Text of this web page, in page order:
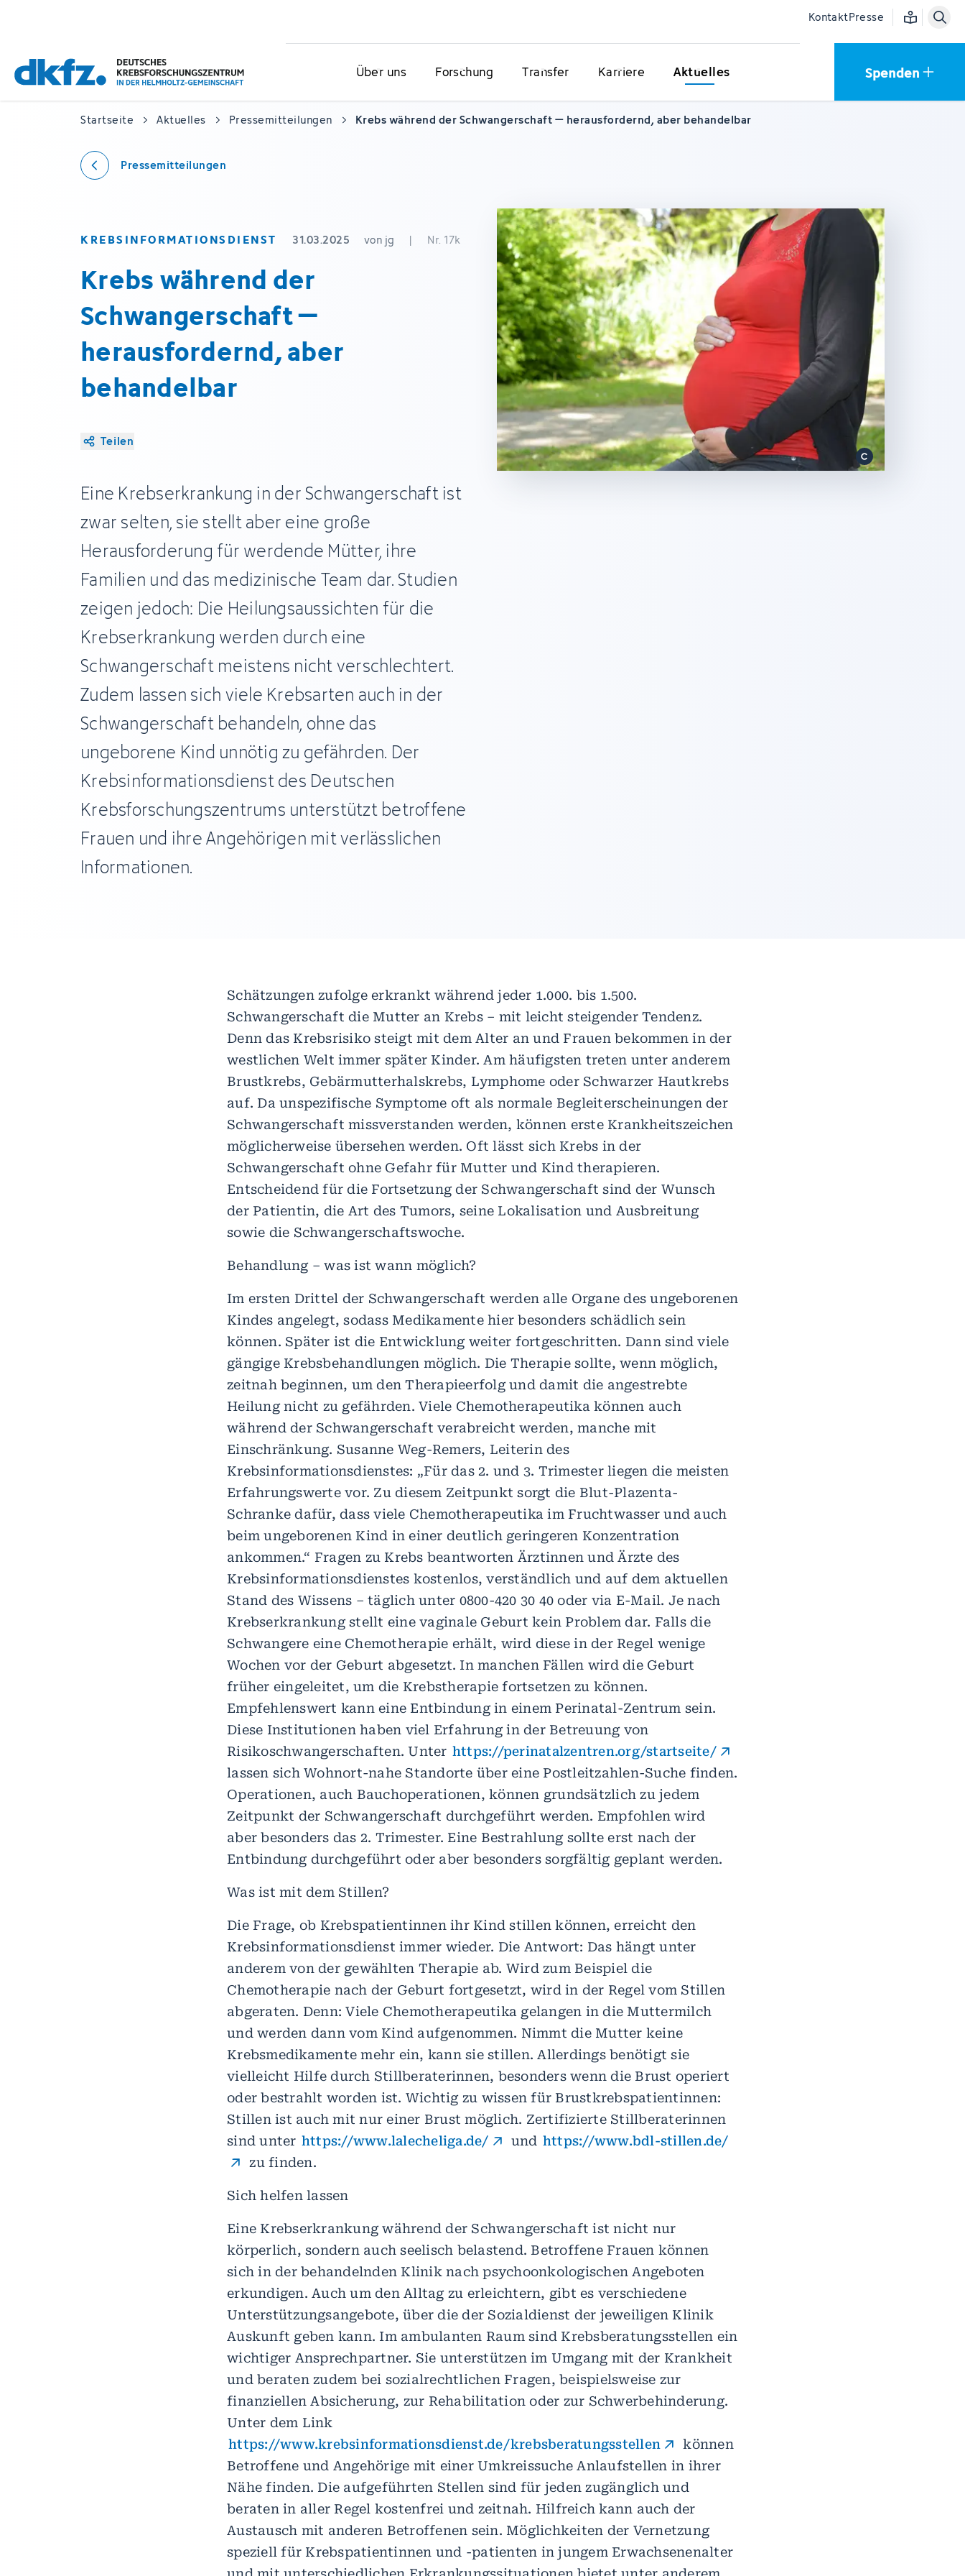
KontaktPresse Einfache
Über uns Forschung Transfer Karriere Aktuelles Spenden
Startseite Aktuelles Pressemitteilungen Krebs während der Schwangerschaft – herausfordernd, aber behandelbar
Pressemitteilungen
KREBSINFORMATIONSDIENST 31.03.2025 von jg | Nr. 17k
Krebs während der
Schwangerschaft –
herausfordernd, aber
behandelbar
Teilen
Eine Krebserkrankung in der Schwangerschaft ist
zwar selten, sie stellt aber eine große
Herausforderung für werdende Mütter, ihre
Familien und das medizinische Team dar. Studien
zeigen jedoch: Die Heilungsaussichten für die
Krebserkrankung werden durch eine
Schwangerschaft meistens nicht verschlechtert.
Zudem lassen sich viele Krebsarten auch in der
Schwangerschaft behandeln, ohne das
ungeborene Kind unnötig zu gefährden. Der
Krebsinformationsdienst des Deutschen
Krebsforschungszentrums unterstützt betroffene
Frauen und ihre Angehörigen mit verlässlichen
Informationen.
Schätzungen zufolge erkrankt während jeder 1.000. bis 1.500.
Schwangerschaft die Mutter an Krebs – mit leicht steigender Tendenz.
Denn das Krebsrisiko steigt mit dem Alter an und Frauen bekommen in der
westlichen Welt immer später Kinder. Am häufigsten treten unter anderem
Brustkrebs, Gebärmutterhalskrebs, Lymphome oder Schwarzer Hautkrebs
auf. Da unspezifische Symptome oft als normale Begleiterscheinungen der
Schwangerschaft missverstanden werden, können erste Krankheitszeichen
möglicherweise übersehen werden. Oft lässt sich Krebs in der
Schwangerschaft ohne Gefahr für Mutter und Kind therapieren.
Entscheidend für die Fortsetzung der Schwangerschaft sind der Wunsch
der Patientin, die Art des Tumors, seine Lokalisation und Ausbreitung
sowie die Schwangerschaftswoche.
Behandlung – was ist wann möglich?
Im ersten Drittel der Schwangerschaft werden alle Organe des ungeborenen
Kindes angelegt, sodass Medikamente hier besonders schädlich sein
können. Später ist die Entwicklung weiter fortgeschritten. Dann sind viele
gängige Krebsbehandlungen möglich. Die Therapie sollte, wenn möglich,
zeitnah beginnen, um den Therapieerfolg und damit die angestrebte
Heilung nicht zu gefährden. Viele Chemotherapeutika können auch
während der Schwangerschaft verabreicht werden, manche mit
Einschränkung. Susanne Weg-Remers, Leiterin des
Krebsinformationsdienstes: „Für das 2. und 3. Trimester liegen die meisten
Erfahrungswerte vor. Zu diesem Zeitpunkt sorgt die Blut-Plazenta-
Schranke dafür, dass viele Chemotherapeutika im Fruchtwasser und auch
beim ungeborenen Kind in einer deutlich geringeren Konzentration
ankommen.“ Fragen zu Krebs beantworten Ärztinnen und Ärzte des
Krebsinformationsdienstes kostenlos, verständlich und auf dem aktuellen
Stand des Wissens – täglich unter 0800-420 30 40 oder via E-Mail. Je nach
Krebserkrankung stellt eine vaginale Geburt kein Problem dar. Falls die
Schwangere eine Chemotherapie erhält, wird diese in der Regel wenige
Wochen vor der Geburt abgesetzt. In manchen Fällen wird die Geburt
früher eingeleitet, um die Krebstherapie fortsetzen zu können.
Empfehlenswert kann eine Entbindung in einem Perinatal-Zentrum sein.
Diese Institutionen haben viel Erfahrung in der Betreuung von
Risikoschwangerschaften. Unter https://perinatalzentren.org/startseite/
lassen sich Wohnort-nahe Standorte über eine Postleitzahlen-Suche finden.
Operationen, auch Bauchoperationen, können grundsätzlich zu jedem
Zeitpunkt der Schwangerschaft durchgeführt werden. Empfohlen wird
aber besonders das 2. Trimester. Eine Bestrahlung sollte erst nach der
Entbindung durchgeführt oder aber besonders sorgfältig geplant werden.
Was ist mit dem Stillen?
Die Frage, ob Krebspatientinnen ihr Kind stillen können, erreicht den
Krebsinformationsdienst immer wieder. Die Antwort: Das hängt unter
anderem von der gewählten Therapie ab. Wird zum Beispiel die
Chemotherapie nach der Geburt fortgesetzt, wird in der Regel vom Stillen
abgeraten. Denn: Viele Chemotherapeutika gelangen in die Muttermilch
und werden dann vom Kind aufgenommen. Nimmt die Mutter keine
Krebsmedikamente mehr ein, kann sie stillen. Allerdings benötigt sie
vielleicht Hilfe durch Stillberaterinnen, besonders wenn die Brust operiert
oder bestrahlt worden ist. Wichtig zu wissen für Brustkrebspatientinnen:
Stillen ist auch mit nur einer Brust möglich. Zertifizierte Stillberaterinnen
sind unter https://www.lalecheliga.de/ und https://www.bdl-stillen.de/
zu finden.
Sich helfen lassen
Eine Krebserkrankung während der Schwangerschaft ist nicht nur
körperlich, sondern auch seelisch belastend. Betroffene Frauen können
sich in der behandelnden Klinik nach psychoonkologischen Angeboten
erkundigen. Auch um den Alltag zu erleichtern, gibt es verschiedene
Unterstützungsangebote, über die der Sozialdienst der jeweiligen Klinik
Auskunft geben kann. Im ambulanten Raum sind Krebsberatungsstellen ein
wichtiger Ansprechpartner. Sie unterstützen im Umgang mit der Krankheit
und beraten zudem bei sozialrechtlichen Fragen, beispielsweise zur
finanziellen Absicherung, zur Rehabilitation oder zur Schwerbehinderung.
Unter dem Link
https://www.krebsinformationsdienst.de/krebsberatungsstellen
können
Betroffene und Angehörige mit einer Umkreissuche Anlaufstellen in ihrer
Nähe finden. Die aufgeführten Stellen sind für jeden zugänglich und
beraten in aller Regel kostenfrei und zeitnah. Hilfreich kann auch der
Austausch mit anderen Betroffenen sein. Möglichkeiten der Vernetzung
speziell für Krebspatientinnen und -patienten in jungem Erwachsenenalter